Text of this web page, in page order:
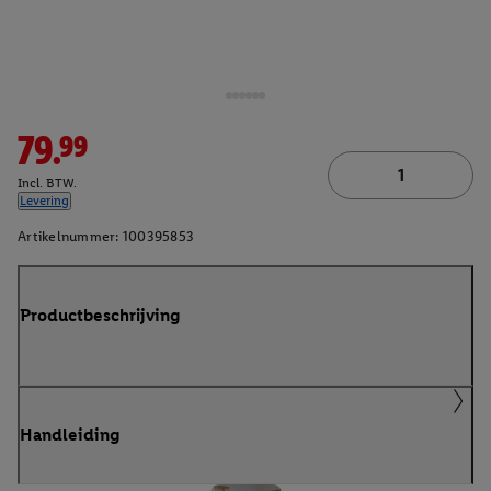
79.99
Incl. BTW.
Levering
Artikelnummer: 100395853
Productbeschrijving
Handleiding